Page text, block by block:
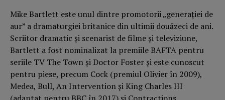
Mike Bartlett este unul dintre promotorii „generației de
aur” a dramaturgiei britanice din ultimii douăzeci de ani.
Scriitor dramatic și scenarist de filme și televiziune,
Bartlett a fost nominalizat la premiile BAFTA pentru
seriile TV The Town și Doctor Foster și este cunoscut
pentru piese, precum Cock (premiul Olivier în 2009),
Medea, Bull, An Intervention și King Charles III